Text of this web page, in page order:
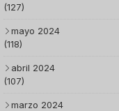
(127)
mayo 2024
(118)
abril 2024
(107)
marzo 2024